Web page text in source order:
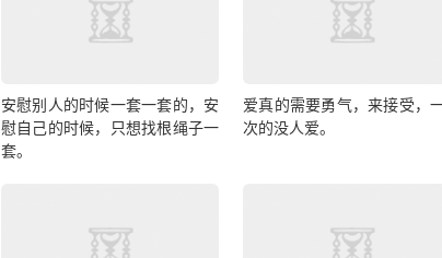
安慰别人的时候一套一套的，安
慰自己的时候，只想找根绳子一
套。
爱真的需要勇气，来接受，
次的没人爱。